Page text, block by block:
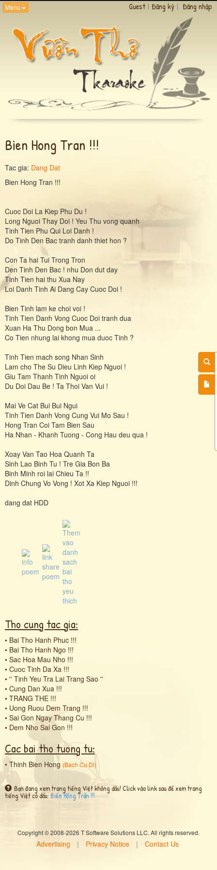
Menu Guest | Đăng ký | Đăng nhập
Bien Hong Tran !!!
Tac gia: Dang Dat
Bien Hong Tran !!!
Cuoc Doi La Kiep Phu Du !
Long Nguoi Thay Doi ! Yeu Thu vong quanh
Tinh Tien Phu Qui Loi Danh !
Do Tinh Den Bac tranh danh thiet hon ?
Con Ta hai Tui Trong Tron
Den Tinh Den Bac ! nhu Don dut day
Tinh Tien hai thu Xua Nay
Loi Danh Tinh Ai Dang Cay Cuoc Doi !
Bien Tinh lam ke choi voi !
Tinh Tien Danh Vong Cuoc Doi tranh dua
Xuan Ha Thu Dong bon Mua ...
Co Tien nhung lai khong mua duoc Tinh ?
Tinh Tien mach song Nhan Sinh
Lam cho The Su Dieu Linh Kiep Nguoi !
Giu Tam Thanh Tinh Nguoi oi
Du Doi Dau Be ! Ta Thoi Van Vui !
Mai Ve Cat Bui Bui Ngui
Tinh Tien Danh Vong Cung Vui Mo Sau !
Hong Tran Coi Tam Bien Sau
Ha Nhan - Khanh Tuong - Cong Hau deu qua !
Xoay Van Tao Hoa Quanh Ta
Sinh Lao Binh Tu ! Tre Gia Bon Ba
Binh Minh roi lai Chieu Ta !!
Dinh Chung Vo Vong ! Xot Xa Kiep Nguoi !!!
dang dat HDD
Tho cung tac gia:
• Bai Tho Hanh Phuc !!!
• Bai Tho Hanh Ngo !!!
• Sac Hoa Mau Nho !!!
• Cuoc Tinh Da Xa !!!
• '' Tinh Yeu Tra Lai Trang Sao ''
• Cung Dan Xua !!!
• TRANG THE !!!
• Uong Ruou Dem Trang !!!
• Sai Gon Ngay Thang Cu !!!
• Dem Nho Sai Gon !!!
Cac bai tho tuong tu:
• Thinh Bien Hong (Bach Cu Di)
Bạn đang xem trang tiếng Việt không dấu! Click vào link sau để xem trang
tiếng Việt có dấu: Biển Hồng Trần !!!
Copyright © 2008-2026 T Software Solutions LLC. All rights reserved.
Advertising | Privacy Notice | Contact Us